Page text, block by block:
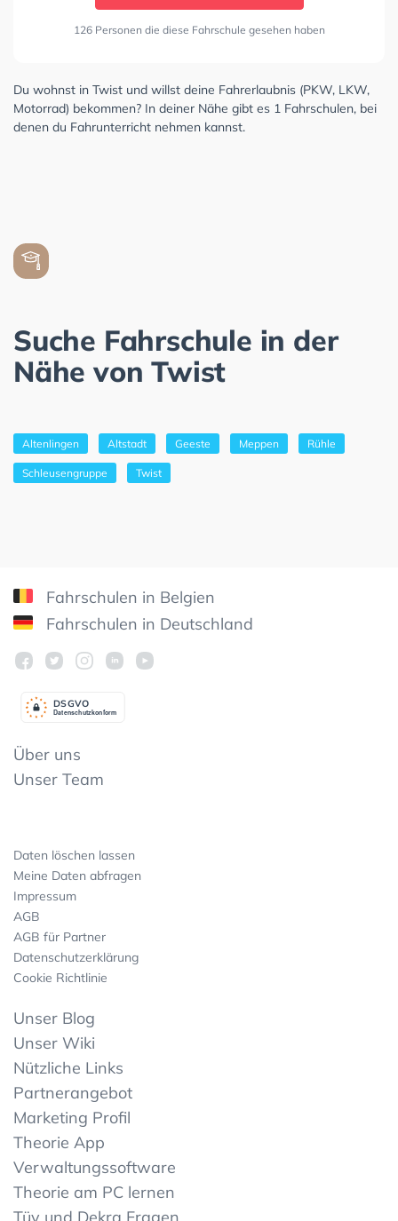
126 Personen die diese Fahrschule gesehen haben
Du wohnst in Twist und willst deine Fahrerlaubnis (PKW, LKW,
Motorrad) bekommen? In deiner Nähe gibt es 1 Fahrschulen, bei
denen du Fahrunterricht nehmen kannst.
Suche Fahrschule in der
Nähe von Twist
Altenlingen Altstadt Geeste Meppen Rühle
Schleusengruppe Twist
Fahrschulen in Belgien
Fahrschulen in Deutschland
Datenschutzkonform
DSGVO
Über uns
Unser Team
Daten löschen lassen
Meine Daten abfragen
Impressum
AGB
AGB für Partner
Datenschutzerklärung
Cookie Richtlinie
Unser Blog
Unser Wiki
Nützliche Links
Partnerangebot
Marketing Profil
Theorie App
Verwaltungssoftware
Theorie am PC lernen
Tüv und Dekra Fragen